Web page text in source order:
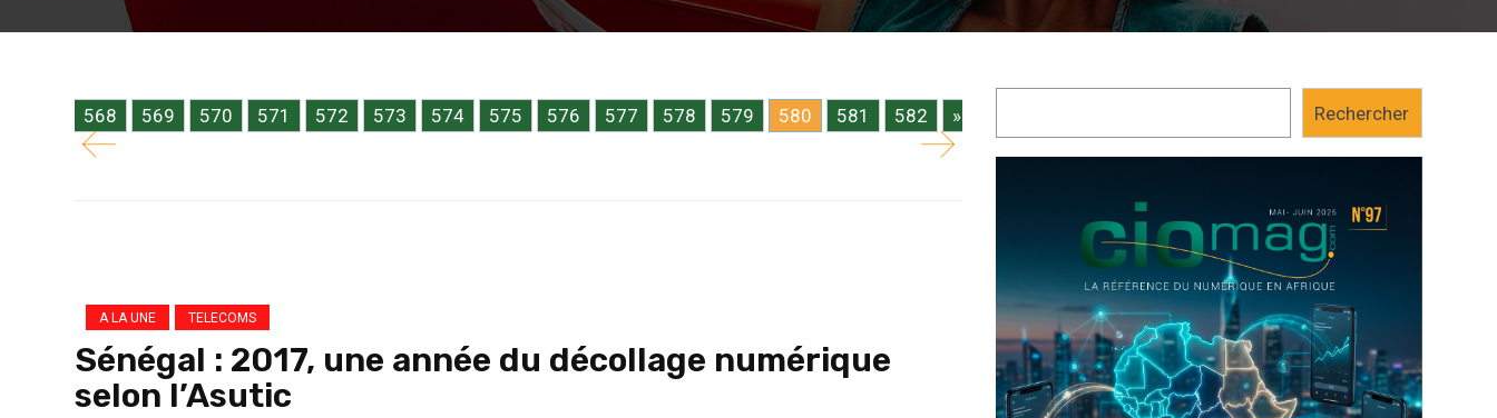
568 569 570 571 572 573 574 575 576 577 578 579 580 581 582 »
domaine du numérique pour l’Association des usagers des TIC (Asutic). L’organisation dirigée par
Ndiaga Gueye (photo) estime que...
Diaby, ministre des Postes, Télécommunications et de
en 2017 de la Sotelgui, la...
A LA UNE TELECOMS
Sénégal : 2017, une année du décollage numérique
selon l’Asutic
Rechercher